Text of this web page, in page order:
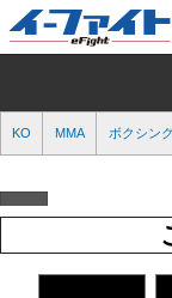
KO MMA ボクシン